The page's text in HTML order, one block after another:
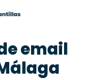
email